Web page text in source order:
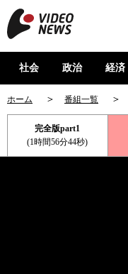
社会 政治 経済
ホーム 番組一覧
完全版part1
(1時間56分44秒)